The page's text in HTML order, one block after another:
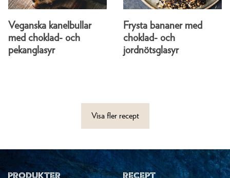
Veganska kanelbullar
med choklad- och
pekanglasyr
Frysta bananer med
choklad- och
jordnötsglasyr
Visa fler recept
PRODUKTER RECEPT